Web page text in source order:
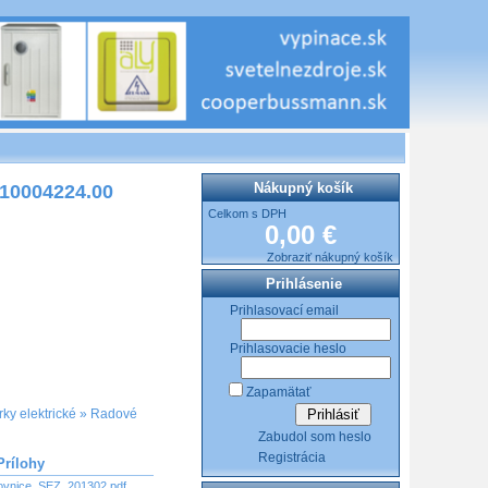
elektrické » Radové
Nákupný košík
Celkom s DPH
0,00 €
Zobraziť nákupný košík
Prihlásenie
Prihlasovací email
Prihlasovacie heslo
Zapamätať
Zabudol som heslo
Registrácia